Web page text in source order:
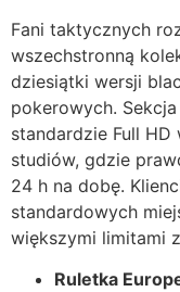
Hacklink
satın al
Fani taktycznych
wszechstronną
dziesiątki wersji
pokerowych.
standardzie Full
studiów, gdzie
24 h na dobę.
standardowych
większymi limitami
Ruletka